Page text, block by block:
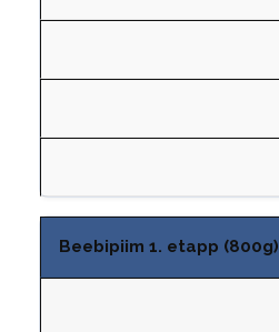
Beebipiim 1. etapp (800g)